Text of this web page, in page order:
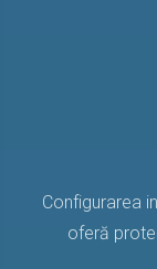
Configurarea
oferă